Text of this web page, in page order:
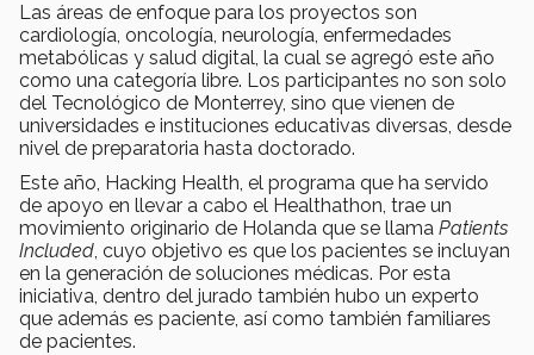
Las áreas de enfoque para los proyectos son
cardiología, oncología, neurología, enfermedades
metabólicas y salud digital, la cual se agregó este año
como una categoría libre. Los participantes no son solo
del Tecnológico de Monterrey, sino que vienen de
universidades e instituciones educativas diversas, desde
nivel de preparatoria hasta doctorado.
Este año, Hacking Health, el programa que ha servido
de apoyo en llevar a cabo el Healthathon, trae un
movimiento originario de Holanda que se llama Patients
Included, cuyo objetivo es que los pacientes se incluyan
en la generación de soluciones médicas. Por esta
iniciativa, dentro del jurado también hubo un experto
que además es paciente, así como también familiares
de pacientes.